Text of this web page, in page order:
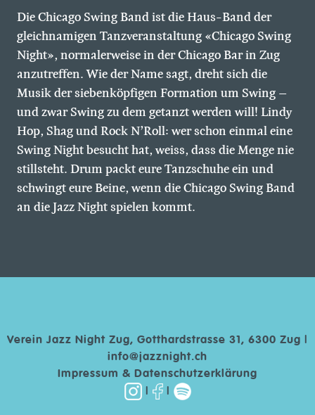
Die Chicago Swing Band ist die Haus-Band der
gleichnamigen Tanzveranstaltung «Chicago Swing
Night», normalerweise in der Chicago Bar in Zug
anzutreffen. Wie der Name sagt, dreht sich die
Musik der siebenköpfigen Formation um Swing –
und zwar Swing zu dem getanzt werden will! Lindy
Hop, Shag und Rock N’Roll: wer schon einmal eine
Swing Night besucht hat, weiss, dass die Menge nie
stillsteht. Drum packt eure Tanzschuhe ein und
schwingt eure Beine, wenn die Chicago Swing Band
an die Jazz Night spielen kommt.
Verein Jazz Night Zug, Gotthardstrasse 31, 6300 Zug |
info@jazznight.ch
Impressum & Datenschutzerklärung
|
|